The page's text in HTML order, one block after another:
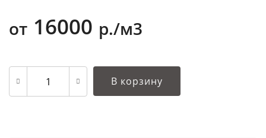
от 16000 р./м3
В корзину